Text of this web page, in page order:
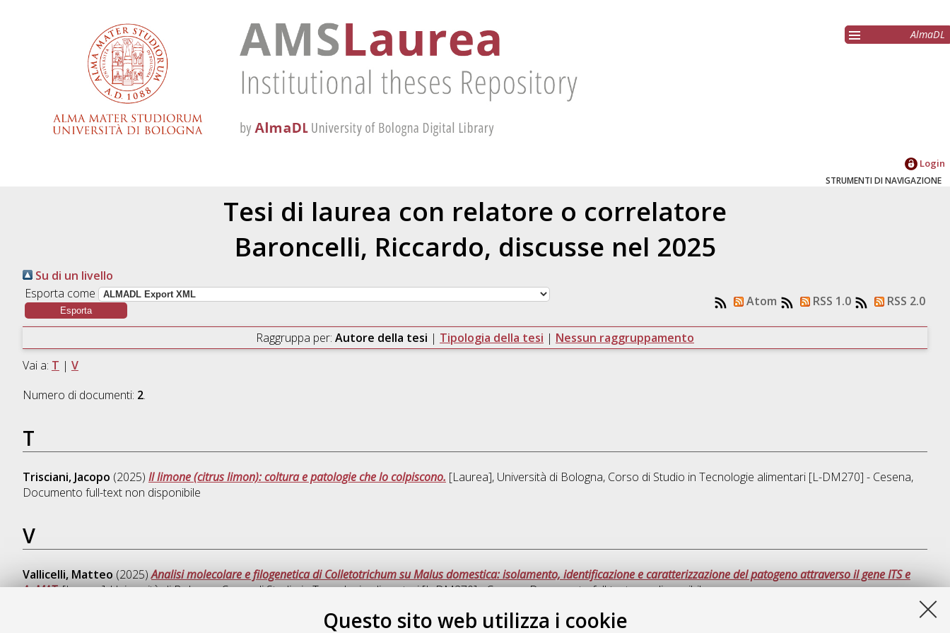
Questo sito web utilizza i cookie
AlmaDL
Login
STRUMENTI DI NAVIGAZIONE
Tesi di laurea con relatore o correlatore
Baroncelli, Riccardo, discusse nel 2025
Su di un livello
Esporta come
Atom RSS 1.0 RSS 2.0
Raggruppa per: Autore della tesi | Tipologia della tesi | Nessun raggruppamento
Vai a: T | V
Numero di documenti: 2.
T
Trisciani, Jacopo (2025) Il limone (citrus limon): coltura e patologie che lo colpiscono. [Laurea], Università di Bologna, Corso di Studio in Tecnologie alimentari [L-DM270] - Cesena,
Documento full-text non disponibile
V
Vallicelli, Matteo (2025)Analisi molecolare e filogenetica di Colletotrichum su Malus domestica: isolamento, identificazione e caratterizzazione del patogeno attraverso il gene ITS e
ApMAT.[Laurea], Università di Bologna, Corso di Studio inTecnologie alimentari [L-DM270] - Cesena, Documento full-text non disponibile
Questa lista e' stata generata il